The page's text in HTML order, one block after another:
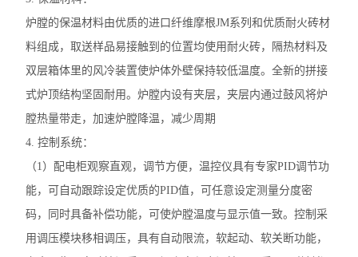
炉膛的保温材料由优质的进口纤维摩根JM系列和优质耐火砖材
料组成，取送样品易接触到的位置均使用耐火砖，隔热材料及
双层箱体里的风冷装置使炉体外壁保持较低温度。全新的拼接
式炉顶结构坚固耐用。炉膛内设有夹层，夹层内通过鼓风将炉
膛热量带走，加速炉膛降温，减少周期
4. 控制系统：
（1）配电柜观察直观，调节方便，温控仪具有专家PID调节功
能，可自动跟踪设定优质的PID值，可任意设定测量分度密
码，同时具备补偿功能，可使炉膛温度与显示值一致。控制采
用调压模块移相调压，具有自动限流，软起动、软关断功能，